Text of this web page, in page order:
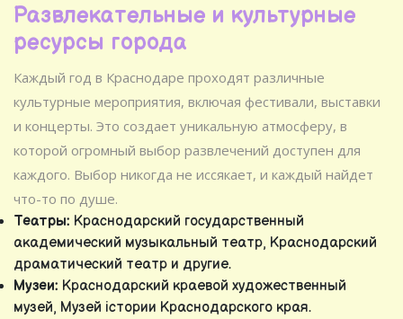
Развлекательные и культурные
ресурсы города
Каждый год в Краснодаре проходят различные
культурные мероприятия, включая фестивали, выставки
и концерты. Это создает уникальную атмосферу, в
которой огромный выбор развлечений доступен для
каждого. Выбор никогда не иссякает, и каждый найдет
что-то по душе.
Театры: Краснодарский государственный
академический музыкальный театр, Краснодарский
драматический театр и другие.
Музеи: Краснодарский краевой художественный
музей, Музей істории Краснодарского края.